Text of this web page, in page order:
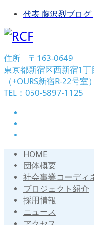
代表 藤沢烈ブログ
住所 〒163-0649
東京都新宿区西新宿1
（+OURS新宿R-22号室）
TEL：050-5897-1125
HOME
団体概要
社会事業コーディ
プロジェクト紹介
採用情報
ニュース